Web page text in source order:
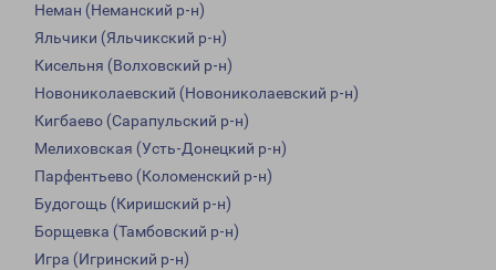
Неман (Неманский р-н)
Яльчики (Яльчикский р-н)
Кисельня (Волховский р-н)
Новониколаевский (Новониколаевский р-н)
Кигбаево (Сарапульский р-н)
Мелиховская (Усть-Донецкий р-н)
Парфентьево (Коломенский р-н)
Будогощь (Киришский р-н)
Борщевка (Тамбовский р-н)
Игра (Игринский р-н)